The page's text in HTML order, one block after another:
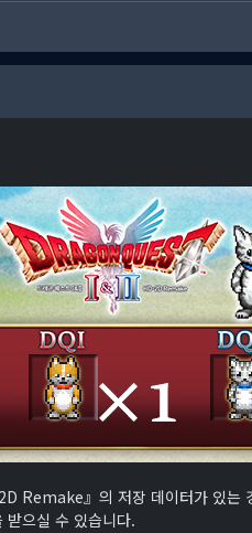
Remake』의 저장 데이터가 있
받으실 수 있습니다.